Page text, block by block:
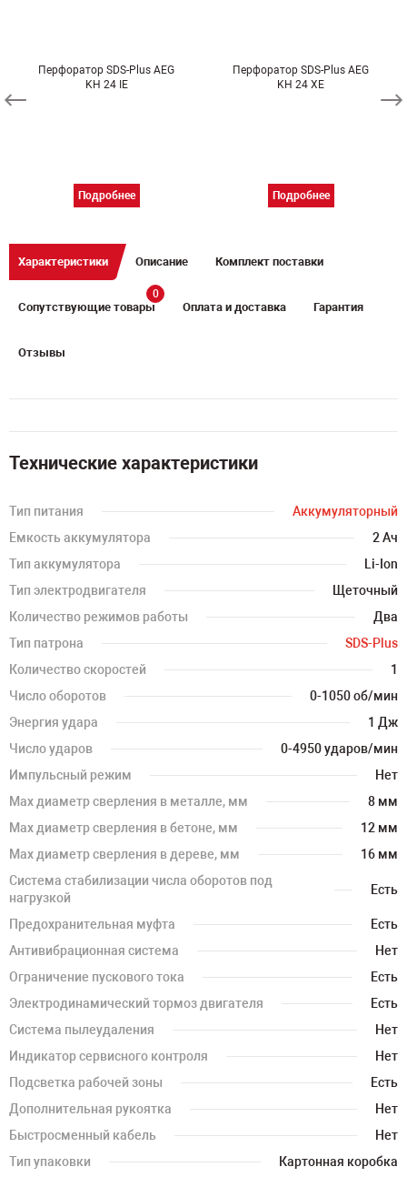
Перфоратор SDS-Plus AEG
KH 24 IE
Подробнее
Перфоратор SDS-Plus AEG
KH 24 XE
Подробнее
Характеристики Описание Комплект поставки
Сопутствующие товары
0
Оплата и доставка Гарантия
Отзывы
Технические характеристики
Тип питания
Аккумуляторный
Емкость аккумулятора
2 Ач
Тип аккумулятора
Li-Ion
Тип электродвигателя
Щеточный
Количество режимов работы
Два
Тип патрона
SDS-Plus
Количество скоростей
1
Число оборотов
0-1050 об/мин
Энергия удара
1 Дж
Число ударов
0-4950 ударов/мин
Импульсный режим
Нет
Мах диаметр сверления в металле, мм
8 мм
Мах диаметр сверления в бетоне, мм
12 мм
Мах диаметр сверления в дереве, мм
16 мм
Система стабилизации числа оборотов под
нагрузкой
Есть
Предохранительная муфта
Есть
Антивибрационная система
Нет
Ограничение пускового тока
Есть
Электродинамический тормоз двигателя
Есть
Система пылеудаления
Нет
Индикатор сервисного контроля
Нет
Подсветка рабочей зоны
Есть
Дополнительная рукоятка
Нет
Быстросменный кабель
Нет
Тип упаковки
Картонная коробка